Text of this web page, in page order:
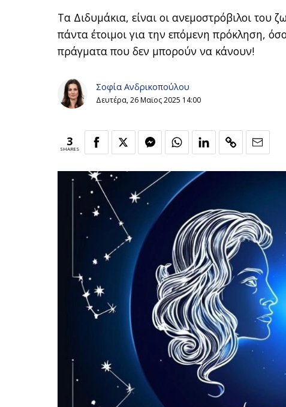
Τα Διδυμάκια, είναι οι ανεμοστρόβιλοι του
πάντα έτοιμοι για την επόμενη πρόκληση,
πράγματα που δεν μπορούν να κάνουν!
Σοφία Ανδρικοπούλου
Δευτέρα, 26 Μαϊος 2025 14:00
3
SHARES